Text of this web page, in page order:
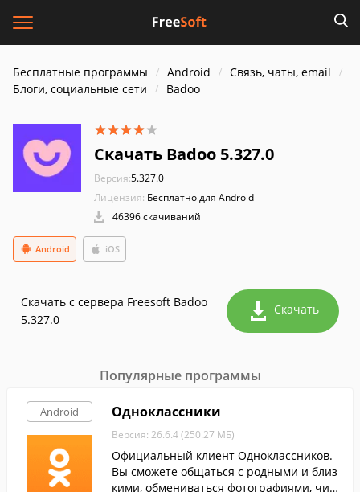
Бесплатные программы Android
Связь, чаты, email
Блоги, социальные сети
Badoo
Скачать Badoo 5.327.0
Версия:5.327.0
Лицензия: Бесплатно для Android
46396 скачиваний
Android iOS
Скачать с сервера Freesoft Badoo
5.327.0
Скачать
Популярные программы
Android Одноклассники
Версия: 26.6.4 (250.27 МБ)
Официальный клиент Одноклассников.
Вы сможете общаться с родными и близ
кими, обмениваться фотографиями, чит